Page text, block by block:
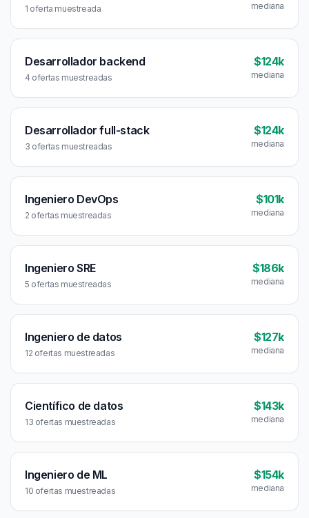
1 oferta muestreada mediana
Desarrollador backend
4 ofertas muestreadas
$124k
mediana
Desarrollador full-stack
3 ofertas muestreadas
$124k
mediana
Ingeniero DevOps
2 ofertas muestreadas
$101k
mediana
Ingeniero SRE
5 ofertas muestreadas
$186k
mediana
Ingeniero de datos
12 ofertas muestreadas
$127k
mediana
Científico de datos
13 ofertas muestreadas
$143k
mediana
Ingeniero de ML
10 ofertas muestreadas
$154k
mediana